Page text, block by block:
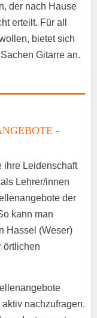
der nach Hause
erteilt. Für all
bietet sich
Gitarre an.
-
ihre Leidenschaft
Lehrer/innen
der
kann man
Hassel (Weser)
örtlichen
nachzufragen.